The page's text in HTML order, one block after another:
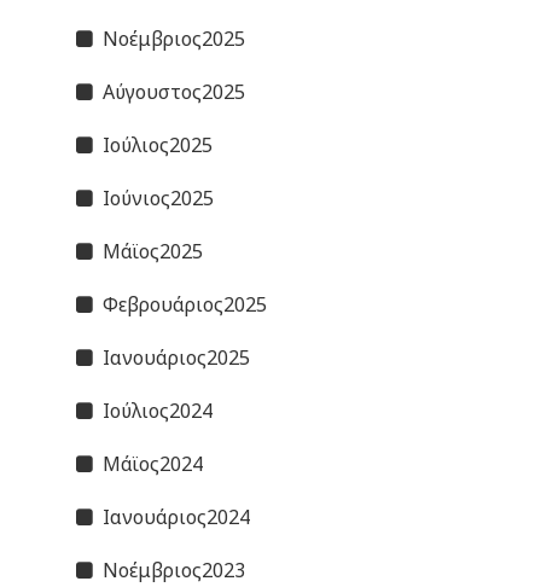
Νοέμβριος2025
Αύγουστος2025
Ιούλιος2025
Ιούνιος2025
Μάϊος2025
Φεβρουάριος2025
Ιανουάριος2025
Ιούλιος2024
Μάϊος2024
Ιανουάριος2024
Νοέμβριος2023